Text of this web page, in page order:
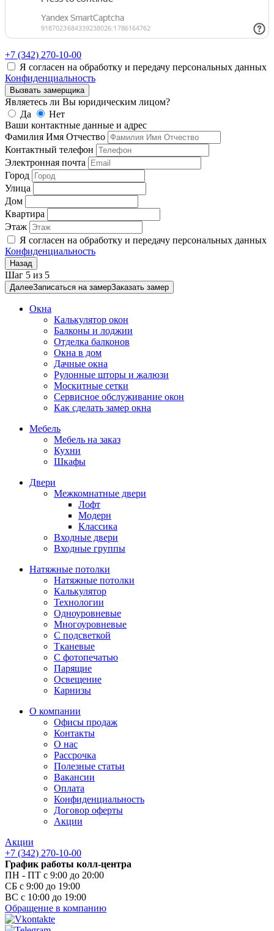
+7 (342) 270-10-00
Я согласен на обработку и передачу персональных данных
Конфиденциальность
Вызвать замерщика
Являетесь ли Вы юридическим лицом?
Да
Нет
Ваши контактные данные и адрес
Фамилия Имя Отчество
Контактный телефон
Электронная почта
Город
Улица
Дом
Квартира
Этаж
Я согласен на обработку и передачу персональных данных
Конфиденциальность
Назад
Шаг 5 из 5
ДалееЗаписаться на замерЗаказать замер
Окна
Калькулятор окон
Балконы и лоджии
Отделка балконов
Окна в дом
Дачные окна
Рулонные шторы и жалюзи
Москитные сетки
Сервисное обслуживание окон
Как сделать замер окна
Мебель
Мебель на заказ
Кухни
Шкафы
Двери
Межкомнатные двери
Лофт
Модерн
Классика
Входные двери
Входные группы
Натяжные потолки
Натяжные потолки
Калькулятор
Технологии
Одноуровневые
Многоуровневые
С подсветкой
Тканевые
С фотопечатью
Парящие
Освещение
Карнизы
О компании
Офисы продаж
Контакты
О нас
Рассрочка
Полезные статьи
Вакансии
Оплата
Конфиденциальность
Договор оферты
Акции
Акции
+7 (342) 270-10-00
График работы колл-центра
ПН - ПТ с 9:00 до 20:00
СБ с 9:00 до 19:00
ВС с 10:00 до 19:00
Обращение в компанию